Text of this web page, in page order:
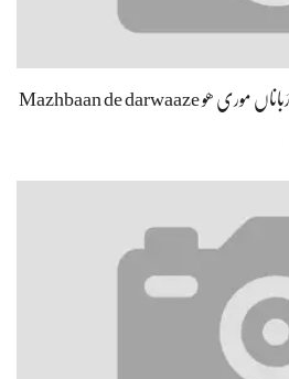
مذہباں دے دروازے اُچے، راہ رَباناں موری ھو Mazhbaan de darwaaze